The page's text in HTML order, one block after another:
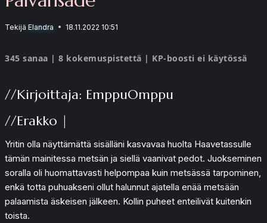
Tekijä Elandra 18.11.2022 10:51
345 sanaa | 8 kokemuspistettä | KP-boosti ei käytössä
//Kirjoittaja: EmppuOmppu
//Erakko |
Yritin olla näyttämättä sisälläni kasvavaa huolta Haavetassulle
tämän mainitessa metsän ja siellä vaanivat pedot. Juokseminen
soralla oli huomattavasti helpompaa kuin metsässä tarpominen,
enkä totta puhuakseni ollut halunnut ajatella enää metsään
palaamista äskeisen jälkeen. Kollin puheet enteilivät kuitenkin
toista.